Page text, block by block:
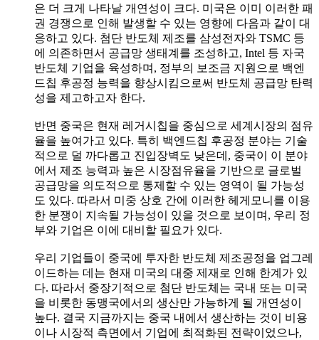
은 더 크게 나타날 개연성이 크다. 미국은 이미 이러한 패
권 경쟁으로 인해 발생할 수 있는 영향에 다음과 같이 대
응하고 있다. 첨단 반도체 제조를 삼성전자와 TSMC 등
에 의존하면서 공급망 생태계를 조성하고, Intel 등 자국
반도체 기업을 육성하며, 정부의 보조금 지원으로 백엔
드칩 후공정 능력을 향상시킴으로써 반도체 공급망 탄력
성을 제고하고자 한다.
반면 중국은 현재 레거시칩을 중심으로 세계시장의 점유
율을 높여가고 있다. 특히 백엔드칩 후공정 분야는 기술
적으로 덜 까다롭고 진입장벽도 낮은데, 중국이 이 분야
에서 제조 능력과 높은 시장점유율을 기반으로 글로벌
공급망을 의도적으로 통제할 수 있는 영역이 될 가능성
도 있다. 따라서 미중 상호 간에 이러한 헤게모니를 이용
한 분쟁이 지속될 가능성이 있을 것으로 보이며, 우리 정
부와 기업은 이에 대비할 필요가 있다.
우리 기업들이 중국에 투자한 반도체 제조공정을 업그레
이드하는 데는 현재 미국의 대중 제재로 인해 한계가 있
다. 따라서 중장기적으로 첨단 반도체는 국내 또는 미국
을 비롯한 동맹국에서의 생산만 가능하게 될 개연성이
높다. 결국 지금까지는 중국 내에서 생산하는 것이 비용
이나 시장적 측면에서 기업에 최적화된 전략이었으나,